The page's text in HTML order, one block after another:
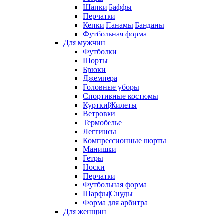
Шапки|Баффы
Перчатки
Кепки|Панамы|Банданы
Футбольная форма
Для мужчин
Футболки
Шорты
Брюки
Джемпера
Головные уборы
Спортивные костюмы
Куртки|Жилеты
Ветровки
Термобелье
Леггинсы
Компрессионные шорты
Манишки
Гетры
Носки
Перчатки
Футбольная форма
Шарфы|Снуды
Форма для арбитра
Для женщин